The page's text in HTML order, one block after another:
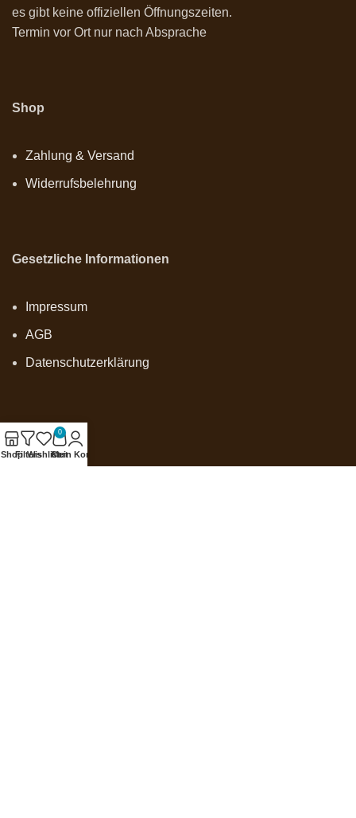
es gibt keine offiziellen Öffnungszeiten.
Termin vor Ort nur nach Absprache
Shop
Zahlung & Versand
Widerrufsbelehrung
Gesetzliche Informationen
Impressum
AGB
Datenschutzerklärung
Onlineshop
ShopFiltersWishlist
0
Cart
Mein Konto